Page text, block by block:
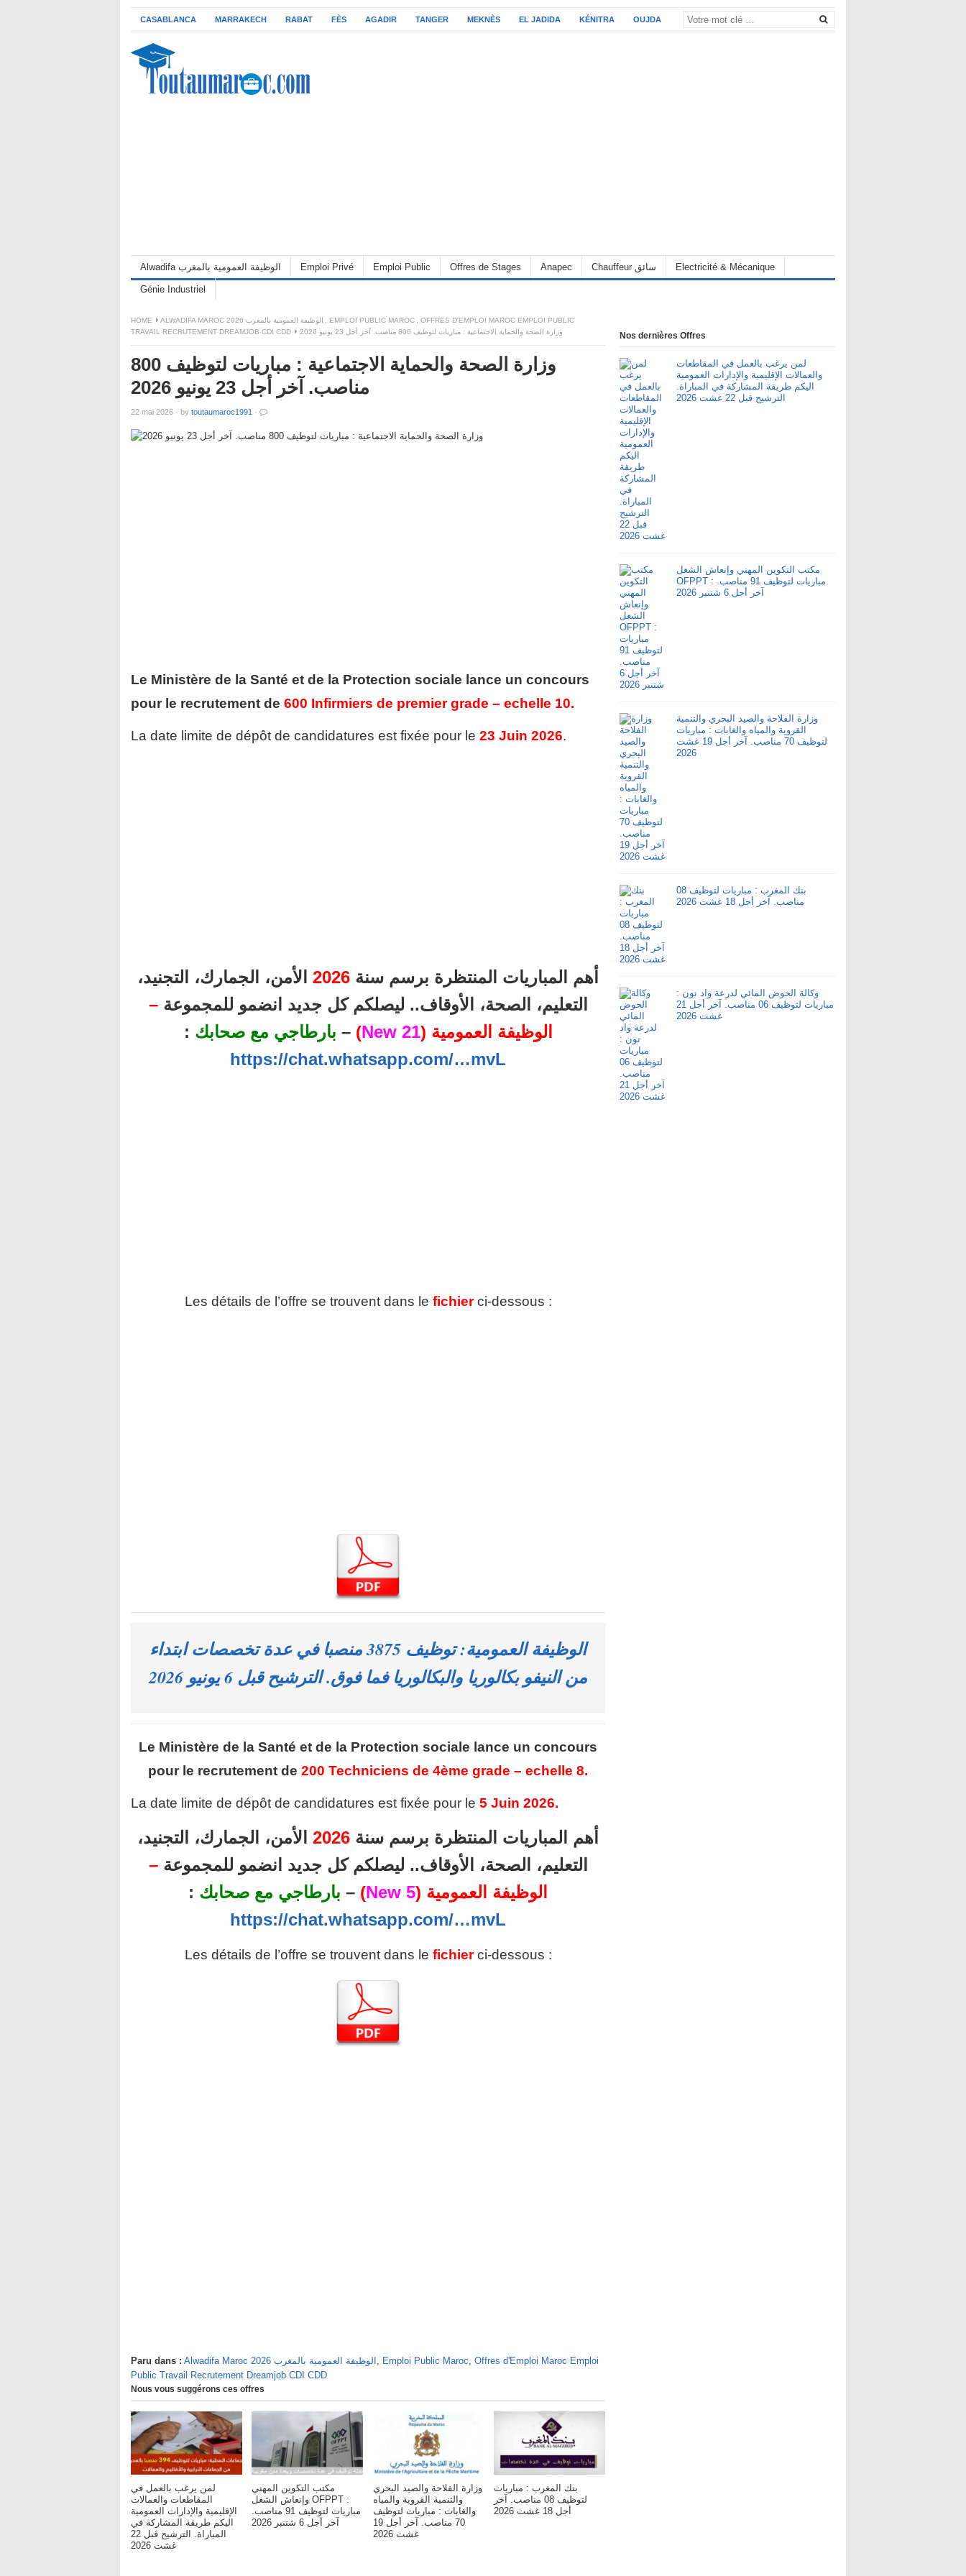
CASABLANCA MARRAKECH RABAT FÈS AGADIR TANGER MEKNÈS EL JADIDA KÉNITRA OUJDA
Alwadifa الوظيفة العمومية بالمغرب Emploi Privé Emploi Public Offres de Stages Anapec Chauffeur سائق Electricité & Mécanique
Génie Industriel
HOME ALWADIFA MAROC 2026 الوظيفة العمومية بالمغرب EMPLOI PUBLIC MAROC
OFFRES D'EMPLOI MAROC EMPLOI PUBLIC
TRAVAIL RECRUTEMENT DREAMJOB CDI CDD
وزارة الصحة والحماية الاجتماعية : مباريات لتوظيف 800 مناصب. آخر أجل 23 يونيو 2026
وزارة الصحة والحماية الاجتماعية : مباريات لتوظيف 800
مناصب. آخر أجل 23 يونيو 2026
22 mai 2026 · by toutaumaroc1991 ·
Le Ministère de la Santé et de la Protection sociale lance un concours
pour le recrutement de 600 Infirmiers de premier grade – echelle 10.
La date limite de dépôt de candidatures est fixée pour le 23 Juin 2026.
أهم المباريات المنتظرة برسم سنة 2026 الأمن، الجمارك، التجنيد،
التعليم، الصحة، الأوقاف.. ليصلكم كل جديد انضمو للمجموعة–
الوظيفة العمومية (21 New
)
– بارطاجي مع صحابك :
https://chat.whatsapp.com/…mvL
Les détails de l’offre se trouvent dans le fichier ci-dessous :
الوظيفة العمومية: توظيف 3875 منصبا في عدة تخصصات ابتداء
من النيفو بكالوريا والبكالوريا فما فوق. الترشيح قبل 6 يونيو 2026
Le Ministère de la Santé et de la Protection sociale lance un concours
pour le recrutement de 200 Techniciens de 4ème grade – echelle 8.
La date limite de dépôt de candidatures est fixée pour le 5 Juin 2026.
أهم المباريات المنتظرة برسم سنة 2026 الأمن، الجمارك، التجنيد،
التعليم، الصحة، الأوقاف.. ليصلكم كل جديد انضمو للمجموعة–
الوظيفة العمومية (5 New
)
– بارطاجي مع صحابك :
https://chat.whatsapp.com/…mvL
Les détails de l’offre se trouvent dans le fichier ci-dessous :
Paru dans : Alwadifa Maroc 2026 الوظيفة العمومية بالمغرب , Emploi Public Maroc, Offres d'Emploi Maroc Emploi
Public Travail Recrutement Dreamjob CDI CDD
Nous vous suggérons ces offres
لمن يرغب بالعمل في
المقاطعات والعمالات
الإقليمية والإدارات العمومية
اليكم طريقة المشاركة في
المباراة. الترشيح قبل 22
غشت 2026
مكتب التكوين المهني
وإنعاش الشغل OFPPT :
مباريات لتوظيف 91 مناصب.
آخر أجل 6 شتنبر 2026
وزارة الفلاحة والصيد البحري
والتنمية القروية والمياه
والغابات : مباريات لتوظيف
70 مناصب. آخر أجل 19
غشت 2026
بنك المغرب : مباريات
لتوظيف 08 مناصب. آخر
أجل 18 غشت 2026
Nos dernières Offres
لمن يرغب بالعمل في المقاطعات
والعمالات الإقليمية والإدارات العمومية
اليكم طريقة المشاركة في المباراة.
الترشيح قبل 22 غشت 2026
مكتب التكوين المهني وإنعاش الشغل
OFPPT : مباريات لتوظيف 91 مناصب.
آخر أجل 6 شتنبر 2026
وزارة الفلاحة والصيد البحري والتنمية
القروية والمياه والغابات : مباريات
لتوظيف 70 مناصب. آخر أجل 19 غشت
2026
بنك المغرب : مباريات لتوظيف 08
مناصب. آخر أجل 18 غشت 2026
وكالة الحوض المائي لدرعة واد نون :
مباريات لتوظيف 06 مناصب. آخر أجل 21
غشت 2026